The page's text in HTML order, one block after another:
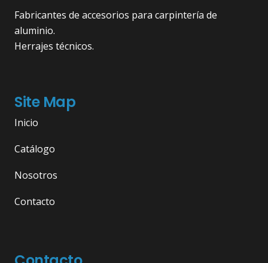
Fabricantes de accesorios para carpintería de
aluminio.
Herrajes técnicos.
Site Map
Inicio
Catálogo
Nosotros
Contacto